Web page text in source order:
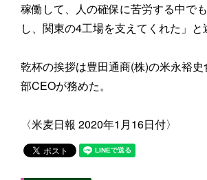
稼働して、人の確保に苦労する中で
し、関東の4工場を支えてくれた」と
乾杯の挨拶は豊田通商(株)の米永裕
部CEOが務めた。
〈米麦日報 2020年1月16日付〉